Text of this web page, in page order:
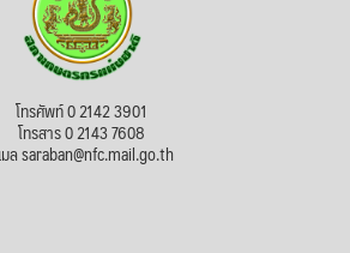
โทรศัพท์ 0 2142 3901
โทรสาร 0 2143 7608
ล saraban@nfc.mail.go.th